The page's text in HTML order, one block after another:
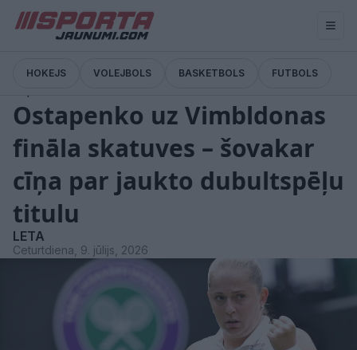
HOKEJS VOLEJBOLS BASKETBOLS FUTBOLS
Ostapenko uz Vimbldonas
fināla skatuves – šovakar
cīņa par jaukto dubultspēļu
titulu
LETA
Ceturtdiena, 9. jūlijs, 2026